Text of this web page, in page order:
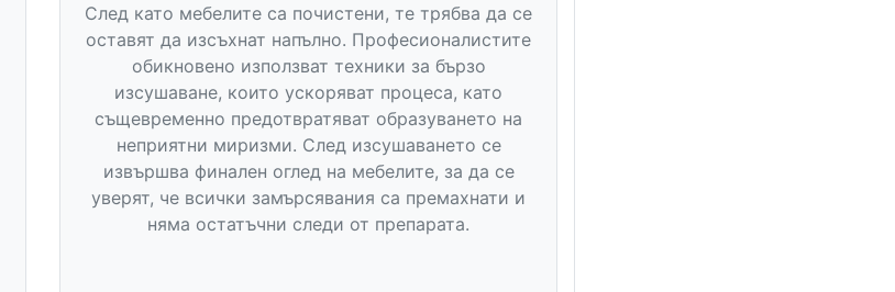
След като мебелите са почистени, те трябва да се
оставят да изсъхнат напълно. Професионалистите
обикновено използват техники за бързо
изсушаване, които ускоряват процеса, като
същевременно предотвратяват образуването на
неприятни миризми. След изсушаването се
извършва финален оглед на мебелите, за да се
уверят, че всички замърсявания са премахнати и
няма остатъчни следи от препарата.